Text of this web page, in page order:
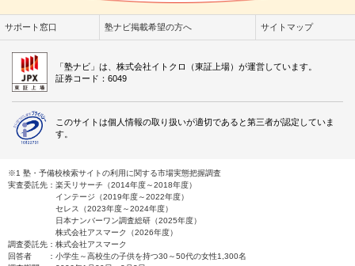
サポート窓口 塾ナビ掲載希望の方へ サイトマップ
「塾ナビ」は、株式会社イトクロ（東証上場）が運営しています。
証券コード：6049
このサイトは個人情報の取り扱いが適切であると第三者が認定していま
す。
※1 塾・予備校検索サイトの利用に関する市場実態把握調査
実査委託先：楽天リサーチ（2014年度～2018年度）
インテージ（2019年度～2022年度）
セレス（2023年度～2024年度）
日本ナンバーワン調査総研（2025年度）
株式会社アスマーク（2026年度）
調査委託先：株式会社アスマーク
回答者 ：小学生～高校生の子供を持つ30～50代の女性1,300名